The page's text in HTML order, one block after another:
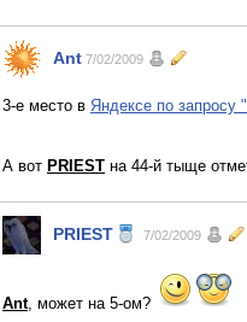
Ant 7/02/2009
3-е место в Яндексе по запросу
А вот PRIEST на 44-й тыще
PRIEST 7/02/2009
Ant, может на 5-ом?